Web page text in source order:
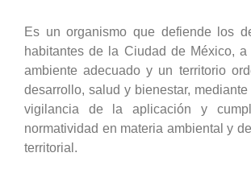
Es un organismo que defiende los
habitantes de la Ciudad de México,
ambiente adecuado y un territorio
desarrollo, salud y bienestar,
vigilancia de la aplicación y
normatividad en materia ambiental y
territorial.